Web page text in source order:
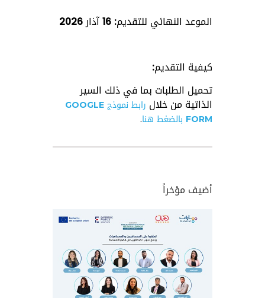
الموعد النهائي للتقديم: 16 آذار 2026
كيفية التقديم:
تحميل الطلبات بما في ذلك السير
الذاتية من خلال رابط نموذجGOOGLE
FORM بالضغط هنا.
أضيف مؤخراً